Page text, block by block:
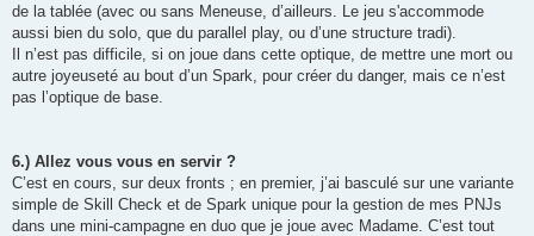
de la tablée (avec ou sans Meneuse, d’ailleurs. Le jeu s'accommode
aussi bien du solo, que du parallel play, ou d’une structure tradi).
Il n’est pas difficile, si on joue dans cette optique, de mettre une mort ou
autre joyeuseté au bout d’un Spark, pour créer du danger, mais ce n’est
pas l’optique de base.
6.) Allez vous vous en servir ?
C’est en cours, sur deux fronts ; en premier, j’ai basculé sur une variante
simple de Skill Check et de Spark unique pour la gestion de mes PNJs
dans une mini-campagne en duo que je joue avec Madame. C’est tout